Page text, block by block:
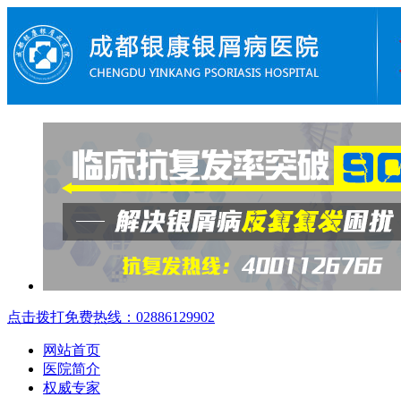
点击拨打免费热线：02886129902
网站首页
医院简介
权威专家